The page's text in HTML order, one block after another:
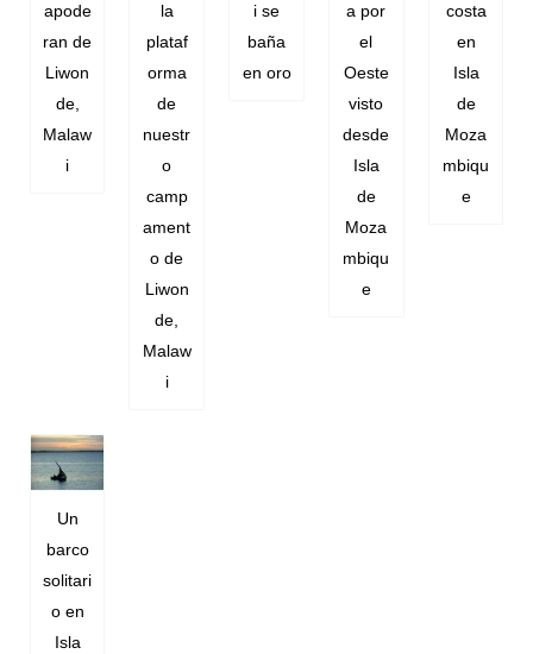
apode
ran de
Liwon
de,
Malaw
i
la
plataf
orma
de
nuestr
o
camp
ament
o de
Liwon
de,
Malaw
i
i se
baña
en oro
a por
el
Oeste
visto
desde
Isla
de
Moza
mbiqu
e
costa
en
Isla
de
Moza
mbiqu
e
Un
barco
solitari
o en
Isla